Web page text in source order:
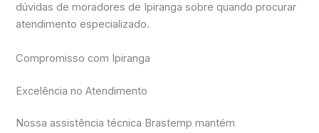
dúvidas de moradores de Ipiranga sobre quando procurar
atendimento especializado.
Compromisso com Ipiranga
Excelência no Atendimento
Nossa assistência técnica Brastemp mantém